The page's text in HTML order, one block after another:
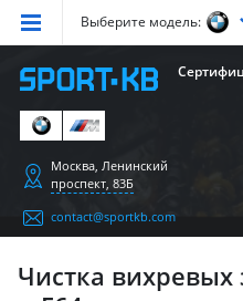
Выберите модель:
Серия
Серия X4
Москва, Ленинский
проспект, 83Б
contact@sportkb.com
Чистка вихревых